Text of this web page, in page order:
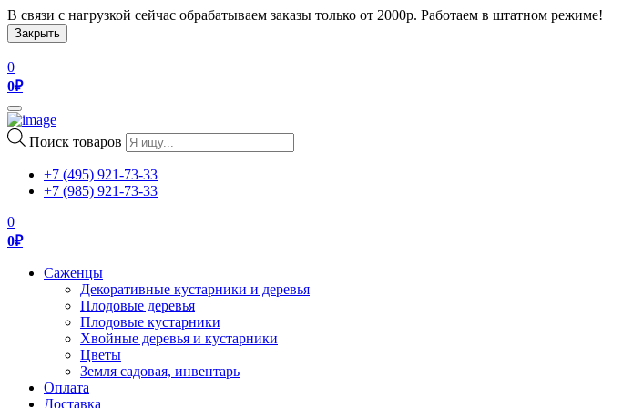
В связи с нагрузкой сейчас обрабатываем заказы только от 2000р. Работаем в штатном режиме!
Закрыть
0
0₽
Toggle
navigation
Поиск товаров
+7 (495) 921-73-33
+7 (985) 921-73-33
0
0₽
Саженцы
Декоративные кустарники и деревья
Плодовые деревья
Плодовые кустарники
Хвойные деревья и кустарники
Цветы
Земля садовая, инвентарь
Оплата
Доставка